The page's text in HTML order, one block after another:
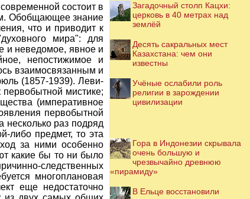
состоит в
Обобщающее знание
что и приводит к
мира": для
и неведомое, явное и
непостижимое и
взаимосвязанным и
(1857-1939). Леви-
мистике;
(императивное
первобытной
несколько раз подряд
либо предмет, то эта
за ними особенно
какие бы то ни было
следственных
многоплановая
еще недостаточно
Загадочный столп Кацхи:
церковь в 40 метрах над
землёй
Десять сакральных мест
Казахстана: чем они
известны
Учёные ослабили роль
религии в зарождении
цивилизации
Гора в Индонезии скрывала
очень большую и
чрезвычайно древнюю
«пирамиду»
В Ельце восстановили